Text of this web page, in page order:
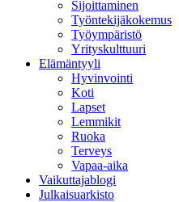
Sijoittaminen
Työntekijäkokemus
Työympäristö
Yrityskulttuuri
Elämäntyyli
Hyvinvointi
Koti
Lapset
Lemmikit
Ruoka
Terveys
Vapaa-aika
Vaikuttajablogi
Julkaisuarkisto